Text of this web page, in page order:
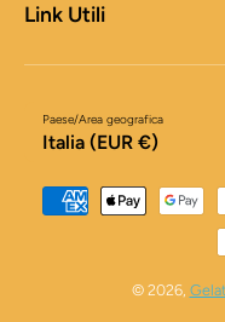
Link Utili
Paese/Area geografica
Italia (EUR €)
© 2026,